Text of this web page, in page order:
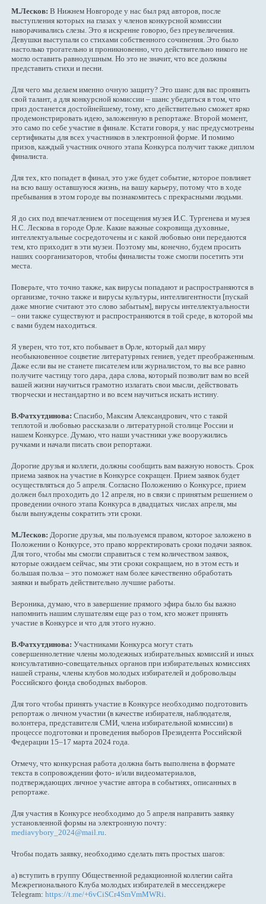
М.Лесков: В Нижнем Новгороде у нас был ряд авторов, после
выступления которых на глазах у членов конкурсной комиссии
наворачивались слезы. Это я искренне говорю, без преувеличения.
Девушки выступали со стихами собственного сочинения. Это было
настолько трогательно и проникновенно, что действительно никого не
могло оставить равнодушным. Но это не значит, что все должны
представить стихи и песни.
Для чего мы делаем именно очную защиту? Это шанс для вас проявить
свой талант, а для конкурсной комиссии – шанс убедиться в том, что
приз достанется достойнейшему, тому, кто действительно сможет ярко
продемонстрировать идею, заложенную в репортаже. Второй момент,
это само по себе участие в финале. Кстати говоря, у нас предусмотрены
сертификаты для всех участников в электронной форме. И помимо
призов, каждый участник очного этапа Конкурса получит также диплом
финалиста.
Для тех, кто попадет в финал, это уже будет событие, которое повлияет
на всю вашу оставшуюся жизнь, на вашу карьеру, потому что в ходе
пребывания в этом городе вы познакомитесь с прекрасными людьми.
Я до сих под впечатлением от посещения музея И.С. Тургенева и музея
Н.С. Лескова в городе Орле. Какие важные сокровища духовные,
интеллектуальные сосредоточены и с какой любовью они передаются
тем, кто приходит в эти музеи. Поэтому мы, конечно, будем просить
наших соорганизаторов, чтобы финалисты тоже смогли посетить эти
места.
Поверьте, что точно также, как вирусы попадают и распространяются в
организме, точно также и вирусы культуры, интеллигентности [пускай
даже многие считают это слово забытым], вирусы интеллектуальности
– они также существуют и распространяются в той среде, в которой мы
с вами будем находиться.
Я уверен, что тот, кто побывает в Орле, который дал миру
необыкновенное соцветие литературных гениев, уедет преображенным.
Даже если вы не станете писателем или журналистом, то вы все равно
получите частицу того дара, дара слова, который позволит вам во всей
вашей жизни научиться грамотно излагать свои мысли, действовать
творчески и нестандартно и во всем научиться искать истину.
В.Фатхутдинова: Спасибо, Максим Александрович, что с такой
теплотой и любовью рассказали о литературной столице России и
нашем Конкурсе. Думаю, что наши участники уже вооружились
ручками и начали писать свои репортажи.
Дорогие друзья и коллеги, должны сообщить вам важную новость. Срок
приема заявок на участие в Конкурсе сокращен. Прием заявок будет
осуществляться до 5 апреля. Согласно Положению о Конкурсе, прием
должен был проходить до 12 апреля, но в связи с принятым решением о
проведении очного этапа Конкурса в двадцатых числах апреля, мы
были вынуждены сократить эти сроки.
М.Лесков: Дорогие друзья, мы пользуемся правом, которое заложено в
Положении о Конкурсе, это право корректировать сроки подачи заявок.
Для того, чтобы мы смогли справиться с тем количеством заявок,
которые ожидаем сейчас, мы эти сроки сокращаем, но в этом есть и
большая польза – это поможет нам более качественно обработать
заявки и выбрать действительно лучшие работы.
Вероника, думаю, что в завершение прямого эфира было бы важно
напомнить нашим слушателям еще раз о том, кто может принять
участие в Конкурсе и что для этого нужно.
В.Фатхутдинова: Участниками Конкурса могут стать
совершеннолетние члены молодежных избирательных комиссий и иных
консультативно-совещательных органов при избирательных комиссиях
нашей страны, члены клубов молодых избирателей и добровольцы
Российского фонда свободных выборов.
Для того чтобы принять участие в Конкурсе необходимо подготовить
репортаж о личном участии (в качестве избирателя, наблюдателя,
волонтера, представителя СМИ, члена избирательной комиссии) в
процессе подготовки и проведения выборов Президента Российской
Федерации 15–17 марта 2024 года.
Отмечу, что конкурсная работа должна быть выполнена в формате
текста в сопровождении фото- и/или видеоматериалов,
подтверждающих личное участие автора в событиях, описанных в
репортаже.
Для участия в Конкурсе необходимо до 5 апреля направить заявку
установленной формы на электронную почту:
mediavybory_2024@mail.ru.
Чтобы подать заявку, необходимо сделать пять простых шагов:
а) вступить в группу Общественной редакционной коллегии сайта
Межрегионального Клуба молодых избирателей в мессенджере
Telegram: https://t.me/+6vCiSCr4SmVmMWRi.